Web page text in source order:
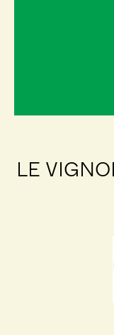
LE